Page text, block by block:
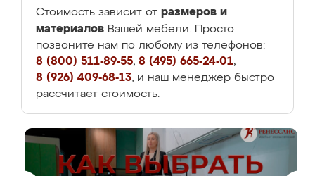
Стоимость зависит от размеров и
материалов Вашей мебели. Просто
позвоните нам по любому из телефонов:
8 (800) 511-89-55, 8 (495) 665-24-01,
8 (926) 409-68-13, и наш менеджер быстро
рассчитает стоимость.